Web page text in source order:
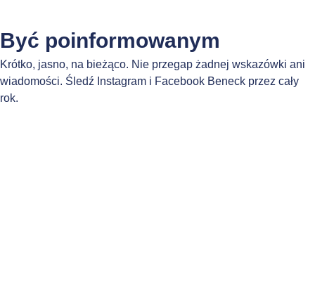
Być poinformowanym
Krótko, jasno, na bieżąco. Nie przegap żadnej wskazówki ani
wiadomości. Śledź Instagram i Facebook Beneck przez cały
rok.